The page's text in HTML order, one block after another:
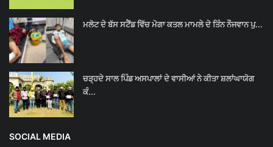
ਮਲੋਟ ਦੇ ਬੱਸ ਸਟੈਂਡ ਵਿੱਚ ਮੋਗਾ ਕਤਲ ਮਾਮਲੇ ਦੇ ਤਿੰਨ ਨੌਜਵਾਨ ਪੁ...
ਚੜ੍ਹਦੇ ਸਾਲ ਪਿੰਡ ਅਸਪਾਲਾਂ ਦੇ ਵਾਸੀਆਂ ਨੇ ਕੀਤਾ ਸ਼ਲਾਂਘਾਯੋਗ
ਕੰ...
SOCIAL MEDIA